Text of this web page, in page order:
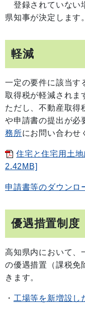
登録されていない
県知事が決定します。
軽減
一定の要件に該当す
取得税が軽減されま
ただし、不動産取得
や申請書の提出が必
務所にお問い合わせ
住宅と住宅用土
2.42MB]
申請書等のダウンロ
優遇措置制度
高知県内において、
の優遇措置（課税免
きます。
・ 工場等を新増設し